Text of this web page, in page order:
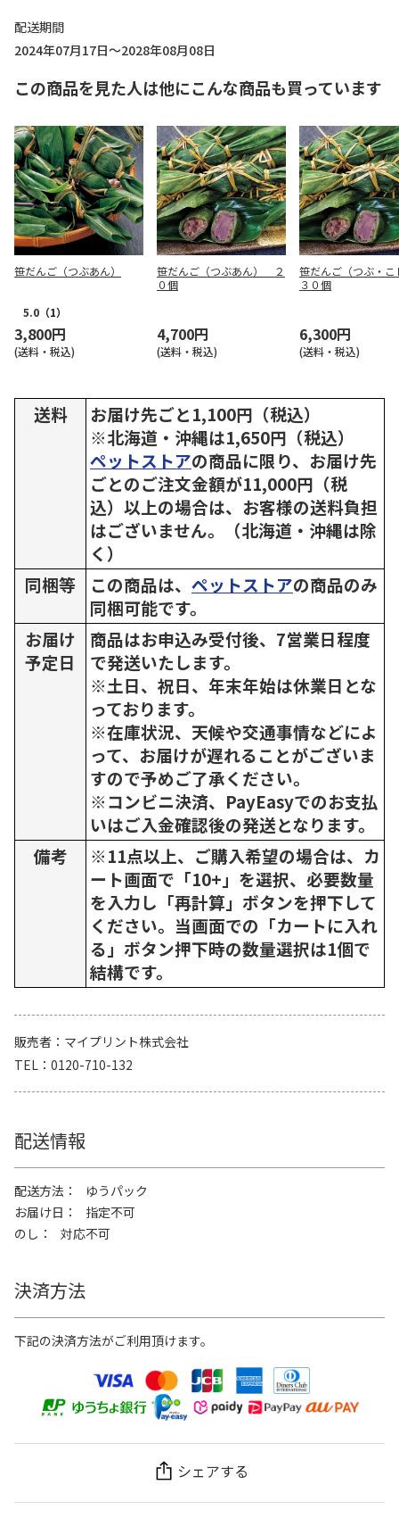
配送期間
2024年07月17日～2028年08月08日
この商品を見た人は他にこんな商品も買っています
笹だんご（つぶあん）
5.0 （1）
3,800円
(送料・税込)
笹だんご（つぶあん） ２
０個
4,700円
(送料・税込)
笹だんご（つぶ・
３０個
6,300円
(送料・税込)
送料
お届け先ごと1,100円（税込）
※北海道・沖縄は1,650円（税込）
ペットストアの商品に限り、お届け先
ごとのご注文金額が11,000円（税
込）以上の場合は、お客様の送料負担
はございません。（北海道・沖縄は除
く）
同梱等
この商品は、 ペットストアの商品のみ
同梱可能です。
お届け
予定日
商品はお申込み受付後、7営業日程度
で発送いたします。
※土日、祝日、年末年始は休業日とな
っております。
※在庫状況、天候や交通事情などによ
って、お届けが遅れることがございま
すので予めご了承ください。
※コンビニ決済、PayEasyでのお支払
いはご入金確認後の発送となります。
備考
※11点以上、ご購入希望の場合は、カ
ート画面で「10+」を選択、必要数量
を入力し「再計算」ボタンを押下して
ください。当画面での「カートに入れ
る」ボタン押下時の数量選択は1個で
結構です。
販売者
マイプリント株式会社
TEL
0120-710-132
配送情報
配送方法
ゆうパック
お届け日
指定不可
のし
対応不可
決済方法
下記の決済方法がご利用頂けます。
シェアする